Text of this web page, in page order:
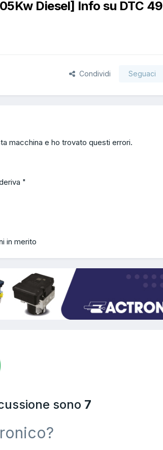
Diesel] Info su DTC
Condividi Seguaci
macchina e ho trovato questi errori.
"
in merito
sono 7